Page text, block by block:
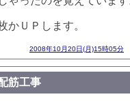
かＵＰします。
2008年10月20日(月)15時05分
筋工事